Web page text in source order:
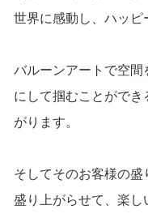
世界に感動し、ハッピ
バルーンアートで空
にして掴むことがで
がります。
そしてそのお客様の
盛り上がらせて、楽し